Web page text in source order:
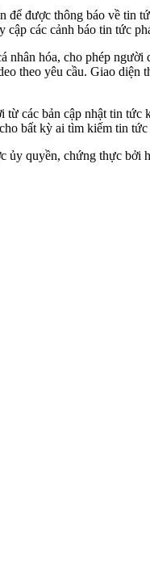
được thông báo về tin
các cảnh báo tin tức
hóa, cho phép
theo yêu cầu. Giao
các bản cập nhật tin
bất kỳ ai tìm kiếm tin
quyền, chứng thực